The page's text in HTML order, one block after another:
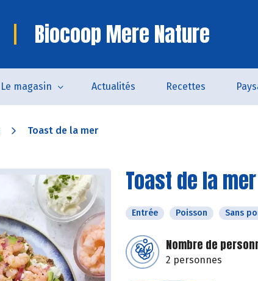
Biocoop Mere Nature
Le magasin Actualités Recettes
Toast de la mer
Toast de la mer
Entrée Poisson Sans
Nombre de
2 personnes